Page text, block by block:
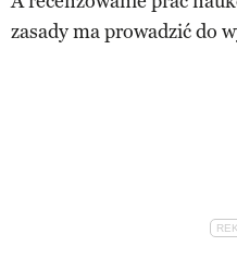
zasady ma prowadzić do